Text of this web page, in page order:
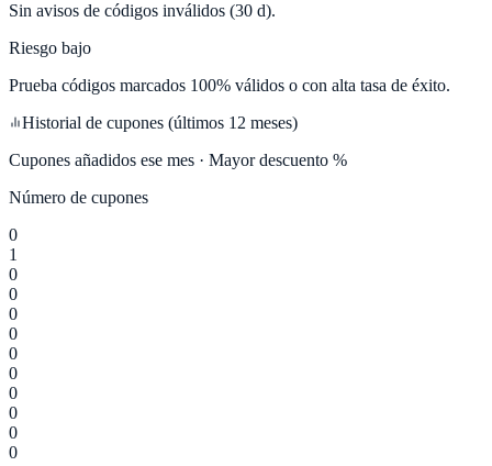
Sin avisos de códigos inválidos (30 d).
Riesgo bajo
Prueba códigos marcados 100% válidos o con alta tasa de éxito.
Historial de cupones (últimos 12 meses)
Cupones añadidos ese mes · Mayor descuento %
Número de cupones
0
1
0
0
0
0
0
0
0
0
0
0